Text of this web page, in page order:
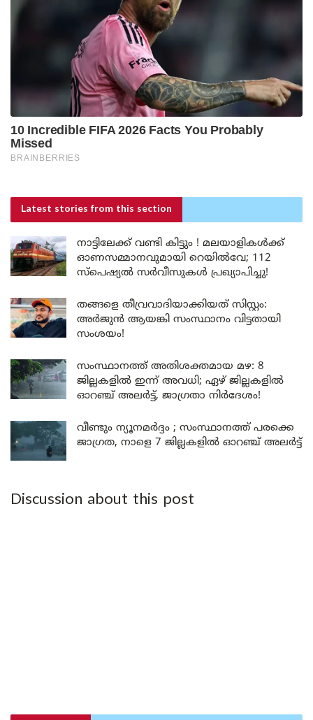
Latest stories from this section
നാട്ടിലേക്ക് വണ്ടി കിട്ടും ! മലയാളികൾക്ക്
ഓണസമ്മാനവുമായി റെയിൽവേ; 112
സ്പെഷ്യൽ സർവീസുകൾ പ്രഖ്യാപിച്ചു!
തങ്ങളെ തീവ്രവാദിയാക്കിയത് സിസ്റ്റം:
അർജുൻ ആയങ്കി സംസ്ഥാനം വിട്ടതായി
സംശയം!
സംസ്ഥാനത്ത് അതിശക്തമായ മഴ: 8
ജില്ലകളിൽ ഇന്ന് അവധി; ഏഴ് ജില്ലകളിൽ
ഓറഞ്ച് അലർട്ട്, ജാഗ്രതാ നിർദേശം!
വീണ്ടും ന്യൂനമർദ്ദം ; സംസ്ഥാനത്ത് പരക്കെ
ജാഗ്രത, നാളെ 7 ജില്ലകളിൽ ഓറഞ്ച് അലർട്ട്
Discussion about this post